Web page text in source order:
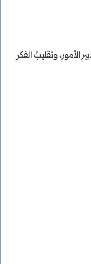
الأمورِ، وتقليبُ الفكرِ